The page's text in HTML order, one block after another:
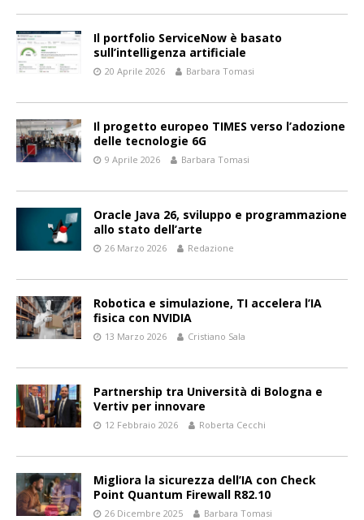
Il portfolio ServiceNow è basato
sull’intelligenza artificiale
20 Aprile 2026 Barbara Tomasi
Il progetto europeo TIMES verso l’adozione
delle tecnologie 6G
9 Aprile 2026 Barbara Tomasi
Oracle Java 26, sviluppo e programmazione
allo stato dell’arte
26 Marzo 2026 Redazione
Robotica e simulazione, TI accelera l’IA
fisica con NVIDIA
13 Marzo 2026 Cristiano Sala
Partnership tra Università di Bologna e
Vertiv per innovare
12 Febbraio 2026 Roberta Cecchi
Migliora la sicurezza dell’IA con Check
Point Quantum Firewall R82.10
26 Dicembre 2025 Barbara Tomasi